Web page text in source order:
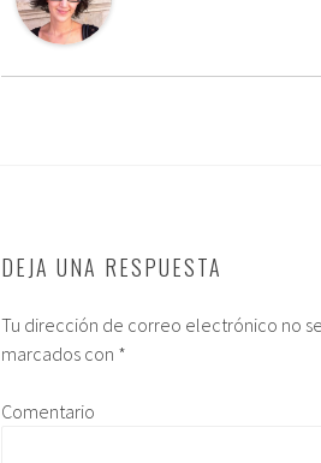
DEJA UNA RESPUESTA
Tu dirección de correo electrónico no
marcados con *
Comentario